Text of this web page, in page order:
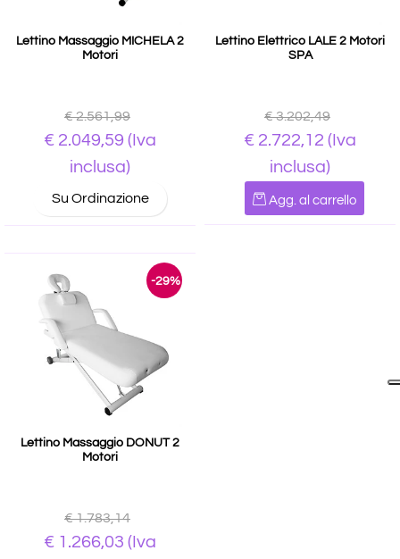
Lettino Massaggio MICHELA 2
Motori
€ 2.561,99
€ 2.049,59 (Iva
inclusa)
Su Ordinazione
Lettino Elettrico LALE 2 Motori
SPA
€ 3.202,49
€ 2.722,12 (Iva
inclusa)
Agg. al carrello
-29%
Lettino Massaggio DONUT 2
Motori
€ 1.783,14
€ 1.266,03 (Iva